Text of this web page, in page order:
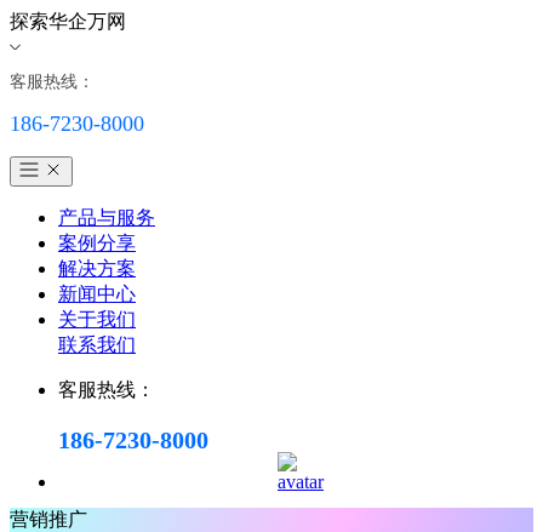
探索华企万网
客服热线：
186-7230-8000
产品与服务
案例分享
解决方案
新闻中心
关于我们
联系我们
客服热线：
186-7230-8000
营销推广